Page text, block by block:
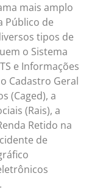
mais amplo
Público de
tipos de
o Sistema
e Informações
Cadastro Geral
(Caged), a
(Rais), a
Retido na
de